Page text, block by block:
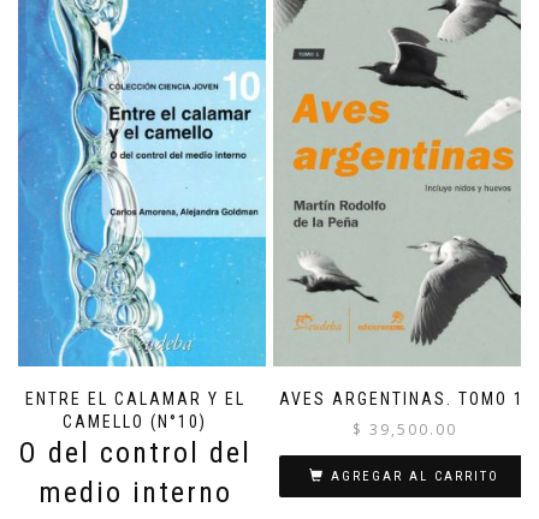
ENTRE EL CALAMAR Y EL
CAMELLO (N°10)
O del control del
medio interno
AVES ARGENTINAS. TOMO 1.
$ 39,500.00
AGREGAR AL CARRITO